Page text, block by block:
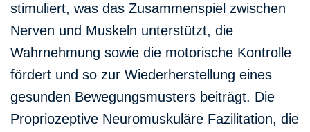
stimuliert, was das Zusammenspiel zwischen
Nerven und Muskeln unterstützt, die
Wahrnehmung sowie die motorische Kontrolle
fördert und so zur Wiederherstellung eines
gesunden Bewegungsmusters beiträgt. Die
Propriozeptive Neuromuskuläre Fazilitation, die